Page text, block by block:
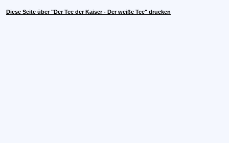
Diese Seite über "Der Tee der Kaiser - Der weiße Tee" drucken